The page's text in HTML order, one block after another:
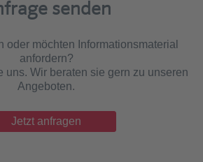
senden
oder möchten Informationsmaterial
anfordern?
uns. Wir beraten sie gern zu unseren
Angeboten.
Jetzt anfragen